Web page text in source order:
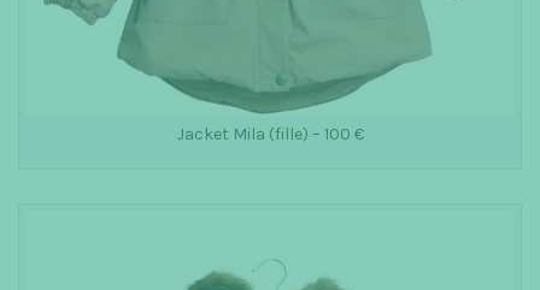
Jacket Mila (fille) – 100 €